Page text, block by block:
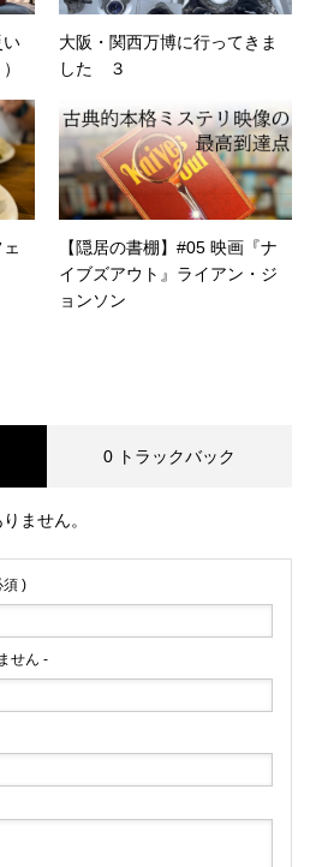
い
大阪・関西万博に行ってきま
した ３
【隠居の書棚】#05 映画『ナ
イブズアウト』ライアン・ジ
ョンソン
0 トラックバック
ません。
須 )
せん -